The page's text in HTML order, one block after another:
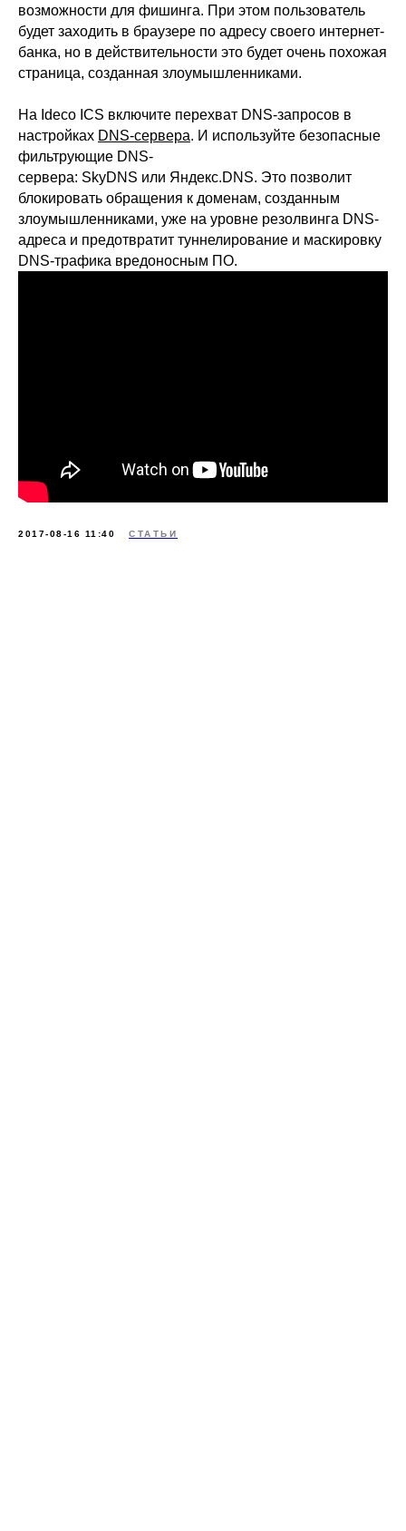
возможности для фишинга. При этом пользователь
будет заходить в браузере по адресу своего интернет-
банка, но в действительности это будет очень похожая
страница, созданная злоумышленниками.
На Ideco ICS включите перехват DNS-запросов в
настройках DNS-сервера. И используйте безопасные
фильтрующие DNS-
сервера: SkyDNS или Яндекс.DNS. Это позволит
блокировать обращения к доменам, созданным
злоумышленниками, уже на уровне резолвинга DNS-
адреса и предотвратит туннелирование и маскировку
DNS-трафика вредоносным ПО.
2017-08-16 11:40 СТАТЬИ